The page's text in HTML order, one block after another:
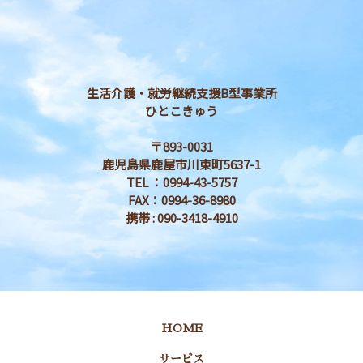
生活介護・就労継続支援B型事業所
ひとこきゅう
〒893-0031
鹿児島県鹿屋市川東町5637-1
TEL ：0994-43-5757
FAX：0994-36-8980
携帯 : 090-3418-4910
HOME
サービス